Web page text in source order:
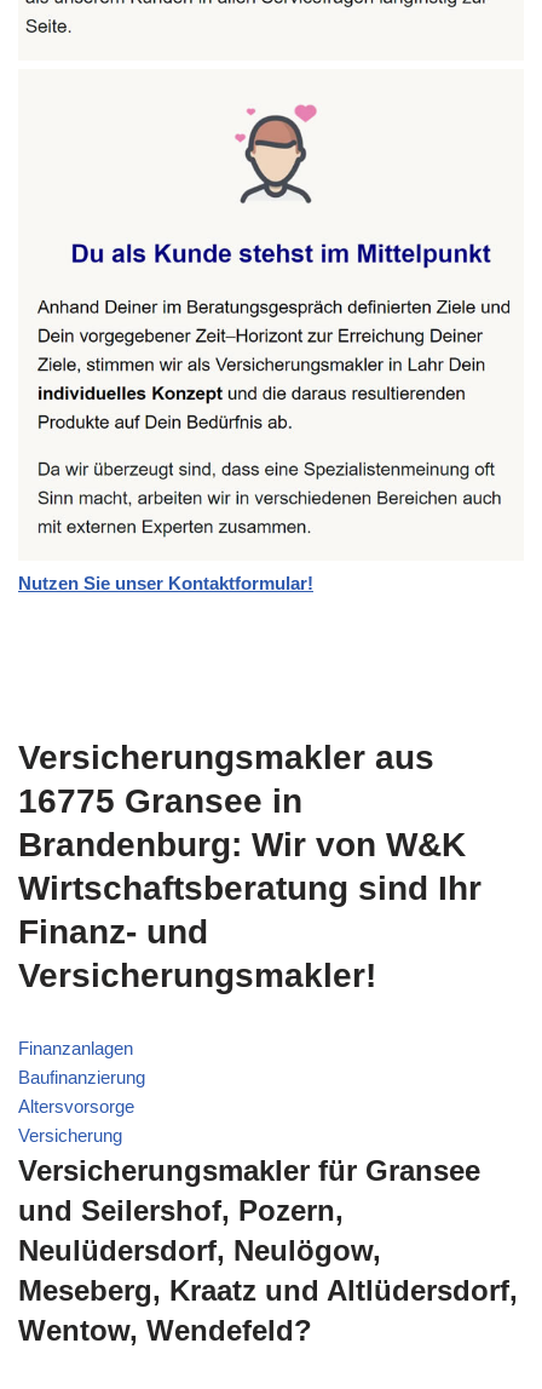
Nutzen Sie unser Kontaktformular!
Versicherungsmakler aus
16775 Gransee in
Brandenburg: Wir von W&K
Wirtschaftsberatung sind Ihr
Finanz- und
Versicherungsmakler!
Finanzanlagen
Baufinanzierung
Altersvorsorge
Versicherung
Versicherungsmakler für Gransee
und Seilershof, Pozern,
Neulüdersdorf, Neulögow,
Meseberg, Kraatz und Altlüdersdorf,
Wentow, Wendefeld?